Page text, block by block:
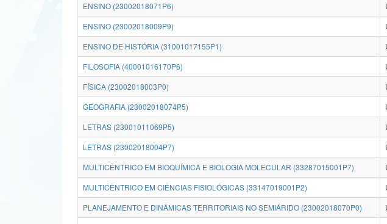
ENSINO (23002018071P6)
ENSINO (23002018009P9)
ENSINO DE HISTÓRIA (31001017155P1)
FILOSOFIA (40001016170P6)
FÍSICA (23002018003P0)
GEOGRAFIA (23002018074P5)
LETRAS (23001011069P5)
LETRAS (23002018004P7)
MULTICÊNTRICO EM BIOQUÍMICA E BIOLOGIA MOLECULAR (33287015001P7)
MULTICÊNTRICO EM CIÊNCIAS FISIOLÓGICAS (33147019001P2)
PLANEJAMENTO E DINÂMICAS TERRITORIAIS NO SEMIÁRIDO (23002018070P0)